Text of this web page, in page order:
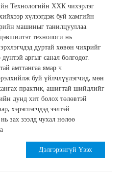
Технологийн ХХК чихэрлэг
хүлээгдэж буй хамгийн
машиныг танилцууллаа.
технологи нь
дуртай хөвөн чихрийг
аргыг санал болгодог.
амттангаа ямар ч
буй үйлчлүүлэгчид, мөн
практик, ашигтай шийдлийг
дунд хит болох төлөвтэй
хэрэглэгчдэд ээлтэй
зах зээлд чухал нөлөө
Дэлгэрэнгүй Үзэх